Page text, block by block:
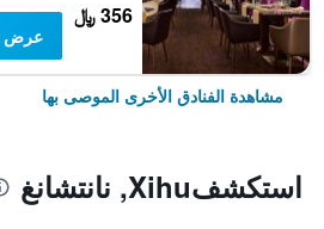
356 ﷼
عرض
مشاهدة الفنادق الأخرى الموصى بها
استكشفXihu, نانتشانغ